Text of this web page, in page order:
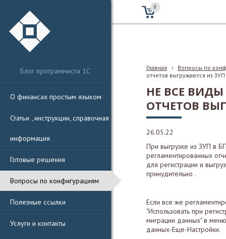
Блог программиста 1С
О финансах простым языком
Статьи , инструкции, справочная
информация
Готовые решения
Вопросы по конфигурациям
Полезные ссылки
Услуги и контакты
0
Главная ›
Вопросы по
отчетов выгружаются из
НЕ ВСЕ
ОТЧЕТОВ
26.05.22
При выгрузке из ЗУП в
регламентированных
для регистрации и
принудительно .
Если все же
"Использовать при
миграции данных" в
данных-Еще-Настройки.